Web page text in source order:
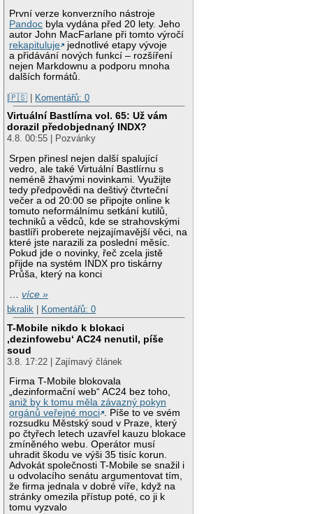
První verze konverzního nástroje
Pandoc byla vydána před 20 lety. Jeho
autor John MacFarlane při tomto výročí
rekapituluje
jednotlivé etapy vývoje
a přidávání nových funkcí – rozšíření
nejen Markdownu a podporu mnoha
dalších formátů.
|🇵🇸 | Komentářů: 0
Virtuální Bastlírna vol. 65: Už vám
dorazil předobjednaný INDX?
4.8. 00:55 | Pozvánky
Srpen přinesl nejen další spalující
vedro, ale také Virtuální Bastlírnu s
neméně žhavými novinkami. Využijte
tedy předpovědi na deštivý čtvrteční
večer a od 20:00 se připojte online k
tomuto neformálnímu setkání kutilů,
techniků a vědců, kde se strahovskými
bastlíři proberete nejzajímavější věci, na
které jste narazili za poslední měsíc.
Pokud jde o novinky, řeč zcela jistě
přijde na systém INDX pro tiskárny
Průša, který na konci
…více »
bkralik
Komentářů: 0
T-Mobile nikdo k blokaci
‚dezinfowebu‘ AC24 nenutil, píše
soud
3.8. 17:22 | Zajímavý článek
Firma T-Mobile blokovala
„dezinformační web“ AC24 bez toho,
aniž by k tomu měla závazný pokyn
orgánů veřejné moci . Píše to ve svém
rozsudku Městský soud v Praze, který
po čtyřech letech uzavřel kauzu blokace
zmíněného webu. Operátor musí
uhradit škodu ve výši 35 tisíc korun.
Advokát společnosti T-Mobile se snažil i
u odvolacího senátu argumentovat tím,
že firma jednala v dobré víře, když na
stránky omezila přístup poté, co ji k
tomu vyzvalo